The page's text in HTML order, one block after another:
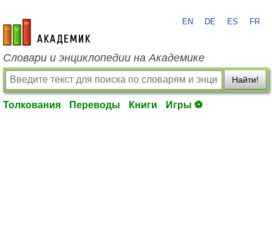
academic.ru
EN DE ES FR
Словари и энциклопедии на Академике
Найти!
Толкования Переводы Книги Игры ⚽